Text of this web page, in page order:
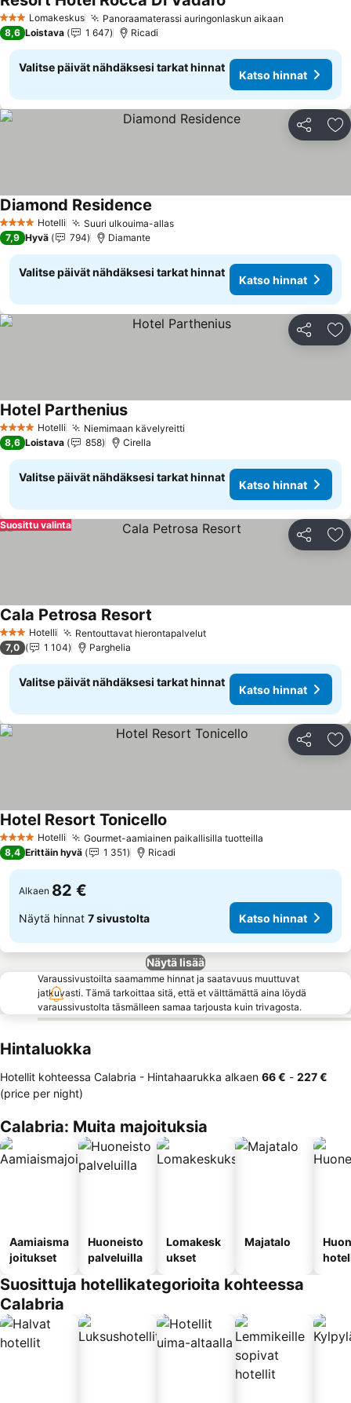
3 Tähtiluokitus
Lomakeskus Panoraamaterassi auringonlaskun aikaan
8,6 Loistava 1 647 Ricadi
Valitse päivät nähdäksesi tarkat hinnat
Katso hinnat
Jaa
4 Tähtiluokitus
Hotelli Suuri ulkouima-allas
Diamond Residence
7,9 Hyvä 794 Diamante
Valitse päivät nähdäksesi tarkat hinnat
Katso hinnat
Jaa
4 Tähtiluokitus
Hotelli Niemimaan kävelyreitti
Hotel Parthenius
8,6 Loistava 858 Cirella
Valitse päivät nähdäksesi tarkat hinnat
Katso hinnat
Jaa
Suosittu valinta
3 Tähtiluokitus
Hotelli Rentouttavat hierontapalvelut
Cala Petrosa Resort
7,0 1 104 Parghelia
Valitse päivät nähdäksesi tarkat hinnat
Katso hinnat
Jaa
4 Tähtiluokitus
Hotelli Gourmet-aamiainen paikallisilla tuotteilla
Hotel Resort Tonicello
8,4 Erittäin hyvä 1 351 Ricadi
Alkaen 82 €
Näytä hinnat 7 sivustolta Katso hinnat
Näytä lisää
Varaussivustoilta saamamme hinnat ja saatavuus muuttuvat
jatkuvasti. Tämä tarkoittaa sitä, että et välttämättä aina löydä
varaussivustolta täsmälleen samaa tarjousta kuin trivagosta.
Hintaluokka
Hotellit kohteessa Calabria - Hintahaarukka alkaen ‎66 € - ‎227 €
(price per night)
Calabria: Muita majoituksia
Aamiaisma
joitukset
Huoneisto
palveluilla
Lomakesk
ukset
Majatalo
Suosittuja hotellikategorioita kohteessa
Calabria